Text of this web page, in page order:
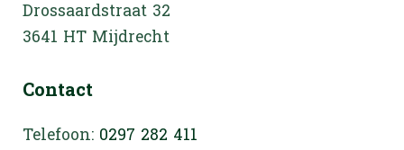
Drossaardstraat 32
3641 HT Mijdrecht
Contact
Telefoon: 0297 282 411